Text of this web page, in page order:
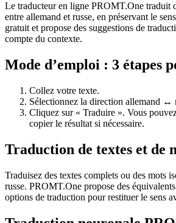
Le traducteur en ligne PROMT.One traduit
entre allemand et russe, en préservant le
gratuit et propose des suggestions de
compte du contexte.
Mode d’emploi : 3 étapes
Collez votre texte.
Sélectionnez la direction allemand ↔
Cliquez sur « Traduire ». Vous
copier le résultat si nécessaire.
Traduction de textes et de
Traduisez des textes complets ou des mots
russe. PROMT.One propose des
options de traduction pour restituer le sens